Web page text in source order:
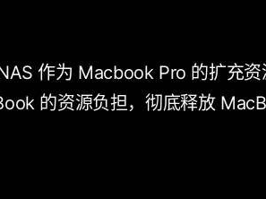
作为 Macbook Pro 的扩充资
的资源负担，彻底释放